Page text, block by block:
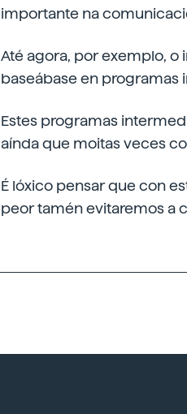
importante na
Até agora, por exemplo,
baseábase en programas
Estes programas
aínda que moitas veces
É lóxico pensar que con
peor tamén evitaremos a